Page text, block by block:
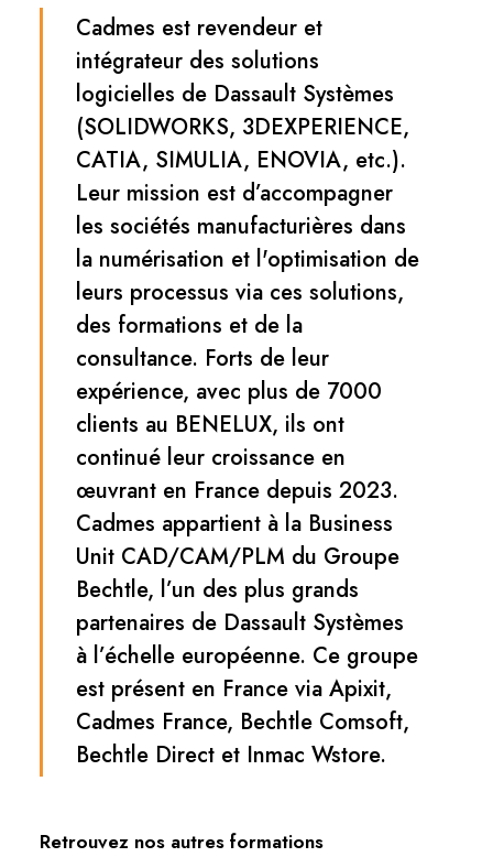
Cadmes est revendeur et
intégrateur des solutions
logicielles de Dassault Systèmes
(SOLIDWORKS, 3DEXPERIENCE,
CATIA, SIMULIA, ENOVIA, etc.).
Leur mission est d’accompagner
les sociétés manufacturières dans
la numérisation et l'optimisation de
leurs processus via ces solutions,
des formations et de la
consultance. Forts de leur
expérience, avec plus de 7000
clients au BENELUX, ils ont
continué leur croissance en
œuvrant en France depuis 2023.
Cadmes appartient à la Business
Unit CAD/CAM/PLM du Groupe
Bechtle, l’un des plus grands
partenaires de Dassault Systèmes
à l’échelle européenne. Ce groupe
est présent en France via Apixit,
Cadmes France, Bechtle Comsoft,
Bechtle Direct et Inmac Wstore.
Retrouvez nos autres formations